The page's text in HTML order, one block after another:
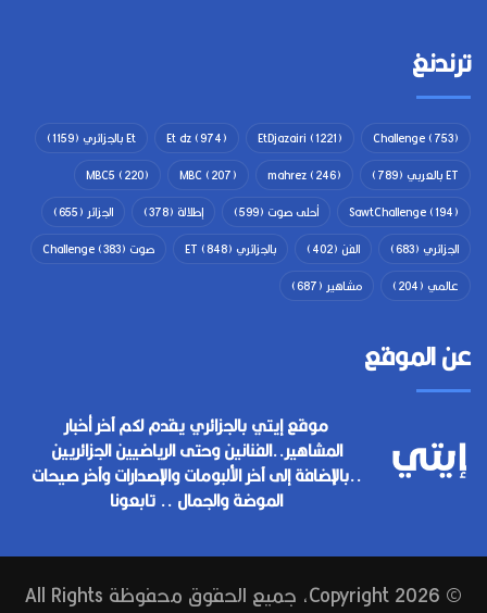
ترندنغ
Challenge(753)
EtDjazairi (1221)
Et dz(974) Et بالجزائري
(1159)
ET بالعربي
(789)
mahrez(246)
MBC(207)
MBC5 (220)
SawtChallenge(194) أحلى صوت (599) إطلالة (378) الجزائر (655)
الجزائري (683) الفن (402) بالجزائري ET (848) صوت Challenge (383)
عالمي (204) مشاهير (687)
عن الموقع
موقع إيتي بالجزائري يقدم لكم آخر أخبار
المشاهير..الفنانين وحتى الرياضيين الجزائريين
..بالإضافة إلى آخر الألبومات والإصدارات وآخر صيحات
الموضة والجمال .. تابعونا
© Copyright 2026, جميع الحقوق محفوظة All Rights